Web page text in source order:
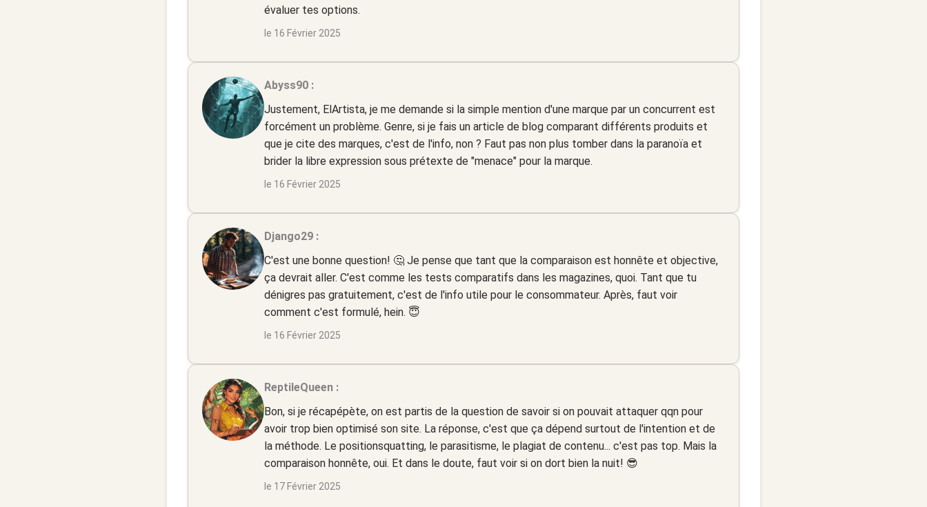
évaluer tes options.
le 16 Février 2025
Abyss90 :
Justement, ElArtista, je me demande si la simple mention d'une marque par un concurrent est
forcément un problème. Genre, si je fais un article de blog comparant différents produits et
que je cite des marques, c'est de l'info, non ? Faut pas non plus tomber dans la paranoïa et
brider la libre expression sous prétexte de "menace" pour la marque.
le 16 Février 2025
Django29 :
C'est une bonne question! 🤔 Je pense que tant que la comparaison est honnête et objective,
ça devrait aller. C'est comme les tests comparatifs dans les magazines, quoi. Tant que tu
dénigres pas gratuitement, c'est de l'info utile pour le consommateur. Après, faut voir
comment c'est formulé, hein. 😇
le 16 Février 2025
ReptileQueen :
Bon, si je récapépète, on est partis de la question de savoir si on pouvait attaquer qqn pour
avoir trop bien optimisé son site. La réponse, c'est que ça dépend surtout de l'intention et de
la méthode. Le positionsquatting, le parasitisme, le plagiat de contenu... c'est pas top. Mais la
comparaison honnête, oui. Et dans le doute, faut voir si on dort bien la nuit! 😎
le 17 Février 2025